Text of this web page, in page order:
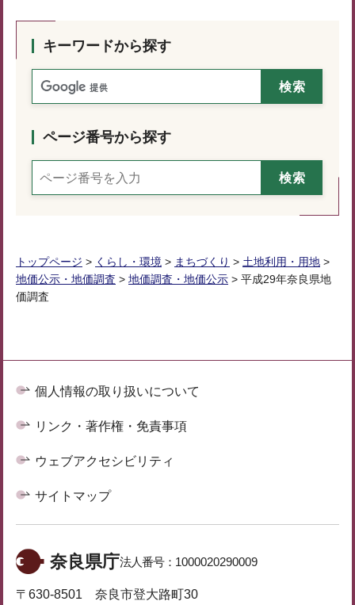
キーワードから探す
ページ番号から探す
トップページ > くらし・環境 > まちづくり > 土地利用・用地 >
地価公示・地価調査 > 地価調査・地価公示 > 平成29年奈良県地
価調査
個人情報の取り扱いについて
リンク・著作権・免責事項
ウェブアクセシビリティ
サイトマップ
奈良県庁法人番号： 1000020290009
〒630-8501 奈良市登大路町30